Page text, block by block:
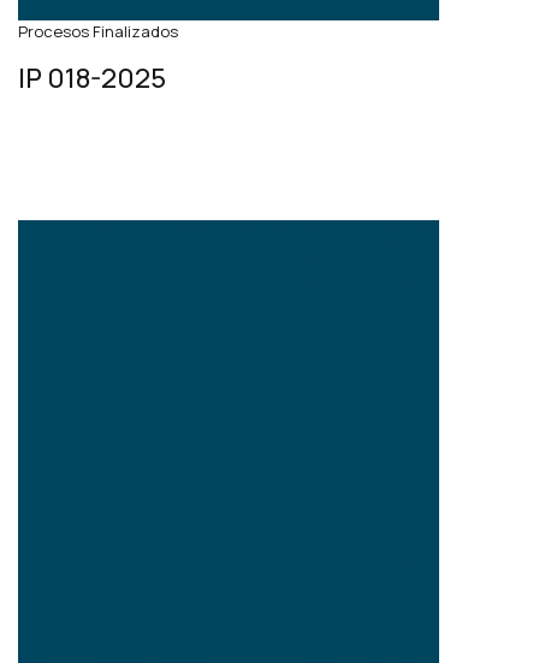
Procesos Finalizados
IP 018-2025